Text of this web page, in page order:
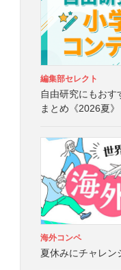
編集部セレクト
自由研究にもおす
まとめ《2026夏》
海外コンペ
夏休みにチャレン